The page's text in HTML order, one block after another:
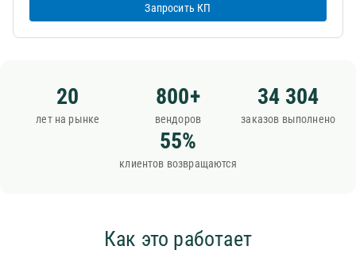
Запросить КП
20
лет на рынке
800+
вендоров
34 304
заказов выполнено
55%
клиентов возвращаются
Как это работает